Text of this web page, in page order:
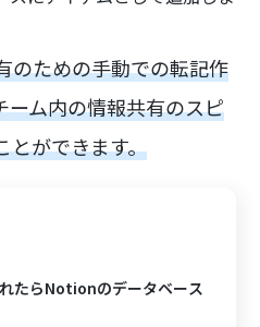
のための手動での転記作
ーム内の情報共有のスピ
とができます。
たらNotionのデータベース